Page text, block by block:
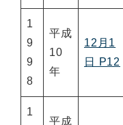
1
9
9
8
平成
10
年
12月1
日 P12
1
平成